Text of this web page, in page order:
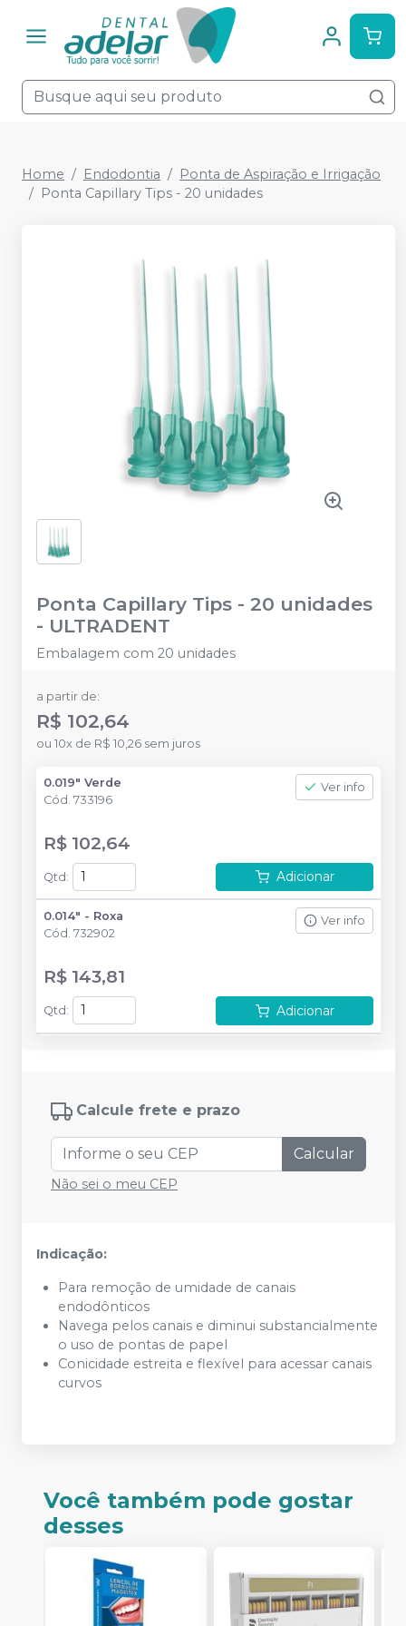
Home Endodontia
Ponta de Aspiração e Irrigação
Ponta Capillary Tips - 20 unidades
Ponta Capillary Tips - 20 unidades
- ULTRADENT
Embalagem com 20 unidades
a partir de:
R$ 102,64
ou 10x de R$ 10,26 sem juros
0.019" Verde
Cód. 733196
Ver info
R$ 102,64
Qtd: Adicionar
0.014" - Roxa
Cód. 732902
Ver info
R$ 143,81
Qtd : Adicionar
Calcule frete e prazo
Calcular
Não sei o meu CEP
Indicação:
Para remoção de umidade de canais
endodônticos
Navega pelos canais e diminui substancialmente
o uso de pontas de papel
Conicidade estreita e flexível para acessar canais
curvos
Você também pode gostar
desses